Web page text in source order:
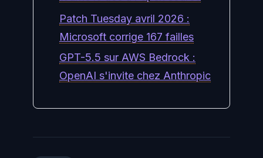
Patch Tuesday avril 2026 :
Microsoft corrige 167 failles
GPT-5.5 sur AWS Bedrock :
OpenAI s'invite chez Anthropic